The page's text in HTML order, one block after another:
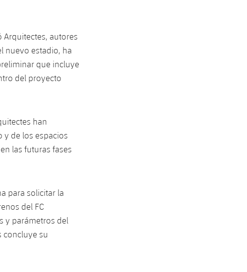
Arquitectes, autores
nuevo estadio, ha
que incluye
del proyecto
han
de los espacios
las futuras fases
para solicitar la
del FC
y parámetros del
concluye su